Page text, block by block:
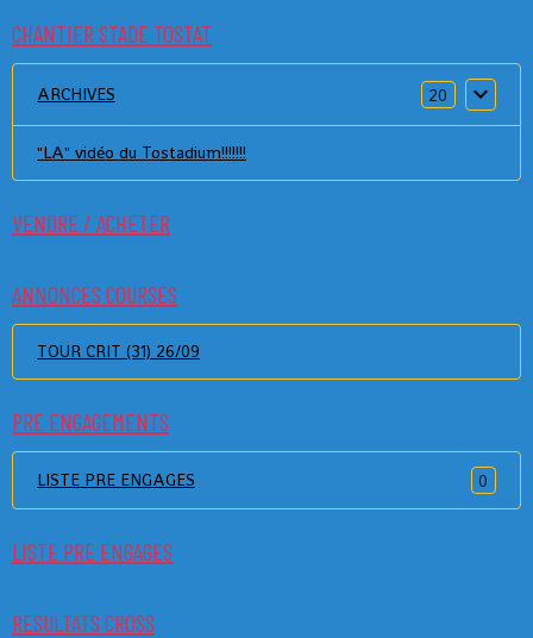
CHANTIER STADE TOSTAT
ARCHIVES 20
"LA" vidéo du Tostadium!!!!!!!
VENDRE / ACHETER
ANNONCES COURSES
TOUR CRIT (31) 26/09
PRE ENGAGEMENTS
LISTE PRE ENGAGES 0
LISTE PRE ENGAGES
RESULTATS CROSS